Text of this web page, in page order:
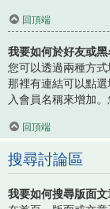
回頂端
我要如何於好友或
您可以透過兩種方
那裡有連結可以點
入會員名稱來增加
回頂端
搜尋討論區
我要如何搜尋版面文